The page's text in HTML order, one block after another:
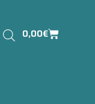
0,00€Panier